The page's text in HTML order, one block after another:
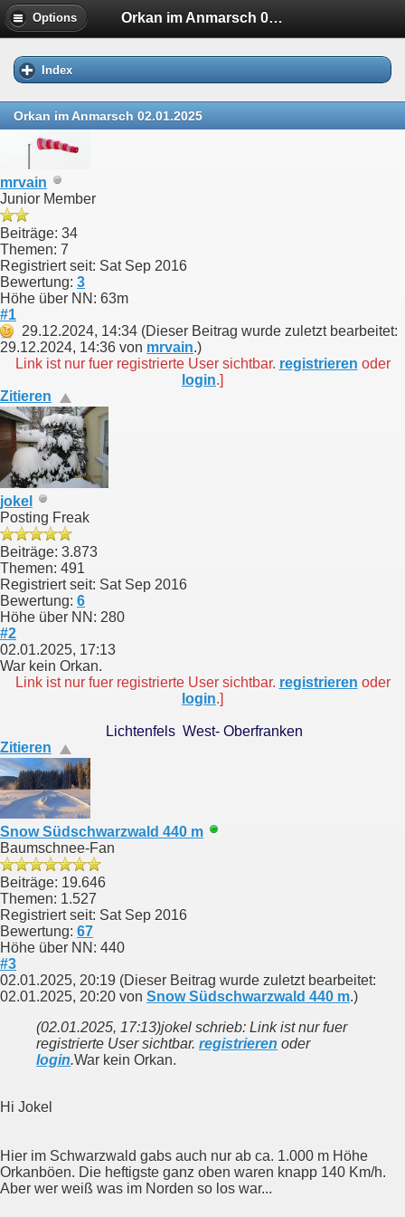
Options Orkan im Anmarsch 02.01.2025
Index
Orkan im Anmarsch 02.01.2025
mrvain
Junior Member
Beiträge: 34
Themen: 7
Registriert seit: Sat Sep 2016
Bewertung: 3
Höhe über NN: 63m
#1
29.12.2024, 14:34 (Dieser Beitrag wurde zuletzt bearbeitet:
29.12.2024, 14:36 von mrvain.)
Link ist nur fuer registrierte User sichtbar. registrieren oder
login.]
Zitieren
jokel
Posting Freak
Beiträge: 3.873
Themen: 491
Registriert seit: Sat Sep 2016
Bewertung: 6
Höhe über NN: 280
#2
02.01.2025, 17:13
War kein Orkan.
Link ist nur fuer registrierte User sichtbar. registrieren oder
login.]
Lichtenfels West- Oberfranken
Zitieren
Snow Südschwarzwald 440 m
Baumschnee-Fan
Beiträge: 19.646
Themen: 1.527
Registriert seit: Sat Sep 2016
Bewertung: 67
Höhe über NN: 440
#3
02.01.2025, 20:19 (Dieser Beitrag wurde zuletzt bearbeitet:
02.01.2025, 20:20 von Snow Südschwarzwald 440 m.)
(02.01.2025, 17:13)jokel schrieb: Link ist nur fuer
registrierte User sichtbar. registrieren oder
login.War kein Orkan.
Hi Jokel
Hier im Schwarzwald gabs auch nur ab ca. 1.000 m Höhe
Orkanböen. Die heftigste ganz oben waren knapp 140 Km/h.
Aber wer weiß was im Norden so los war...